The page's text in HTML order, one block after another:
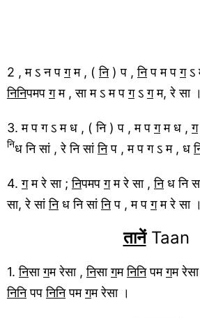
2 , म ऽ न पगम , (नि) प ,निप म पगऽ
निनिपमपगम , सा म ऽ म पगऽगम, रे सा ।
3. म प ग ऽ म ध , ( नि ) प , म पगम ध ,ग
निध नि सां , रे नि सांनिप , म प ग ऽ म , ध
4.गम रे सा ;निपमपगम रे सा ,निध नि
सा, रे सांनिध नि सांनिप , म पगम रे सा ।
तानेंTaan
1.निसागम रेसा ,निसागमनिनिपमगम
निनिपपनिनिपमगम रेसा ।